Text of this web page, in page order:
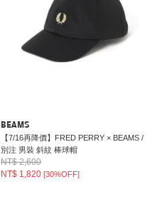
BEAMS
【7/16再降價】FRED PERRY × BEAMS /
別注 男裝 斜紋 棒球帽
NT$ 2,600
NT$ 1,820[30%OFF]